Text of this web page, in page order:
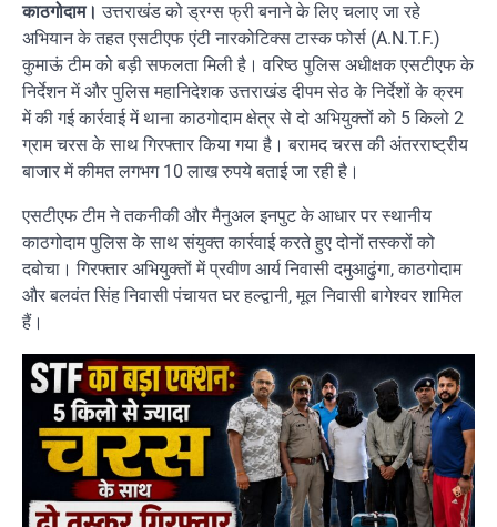
काठगोदाम।उत्तराखंड को ड्रग्स फ्री बनाने के लिए चलाए जा रहे
अभियान के तहत एसटीएफ एंटी नारकोटिक्स टास्क फोर्स (A.N.T.F.)
कुमाऊं टीम को बड़ी सफलता मिली है। वरिष्ठ पुलिस अधीक्षक एसटीएफ के
निर्देशन में और पुलिस महानिदेशक उत्तराखंड दीपम सेठ के निर्देशों के क्रम
में की गई कार्रवाई में थाना काठगोदाम क्षेत्र से दो अभियुक्तों को 5 किलो 2
ग्राम चरस के साथ गिरफ्तार किया गया है। बरामद चरस की अंतरराष्ट्रीय
बाजार में कीमत लगभग 10 लाख रुपये बताई जा रही है।
एसटीएफ टीम ने तकनीकी और मैनुअल इनपुट के आधार पर स्थानीय
काठगोदाम पुलिस के साथ संयुक्त कार्रवाई करते हुए दोनों तस्करों को
दबोचा। गिरफ्तार अभियुक्तों में प्रवीण आर्य निवासी दमुआढुंगा, काठगोदाम
और बलवंत सिंह निवासी पंचायत घर हल्द्वानी, मूल निवासी बागेश्वर शामिल
हैं।